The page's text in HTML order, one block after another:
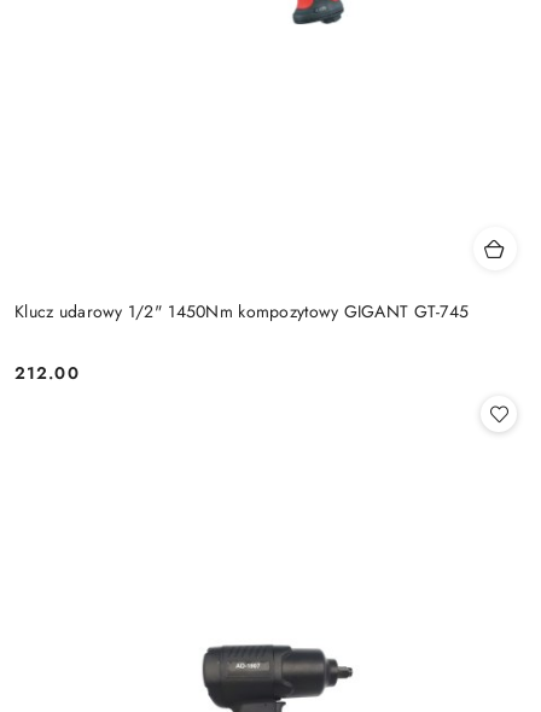
Klucz udarowy 1/2" 1450Nm kompozytowy GIGANT GT-745
Cena:
212.00